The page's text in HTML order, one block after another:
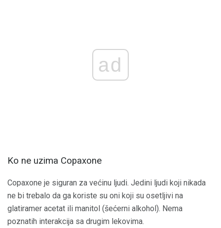
ad
Ko ne uzima Copaxone
Copaxone je siguran za većinu ljudi. Jedini ljudi koji nikada
ne bi trebalo da ga koriste su oni koji su osetljivi na
glatiramer acetat ili manitol (šećerni alkohol). Nema
poznatih interakcija sa drugim lekovima.